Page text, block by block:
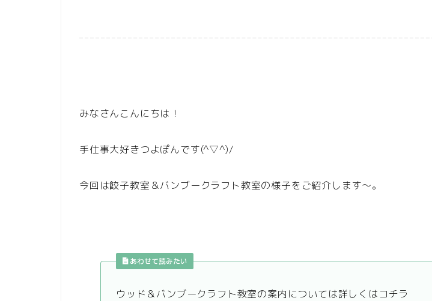
みなさんこんにちは！
手仕事大好きつよぽんです(^▽^)/
今回は餃子教室＆バンブークラフト教室の様子をご紹介します～。
あわせて読みたい
ウッド＆バンブークラフト教室の案内については詳しくはコチラ